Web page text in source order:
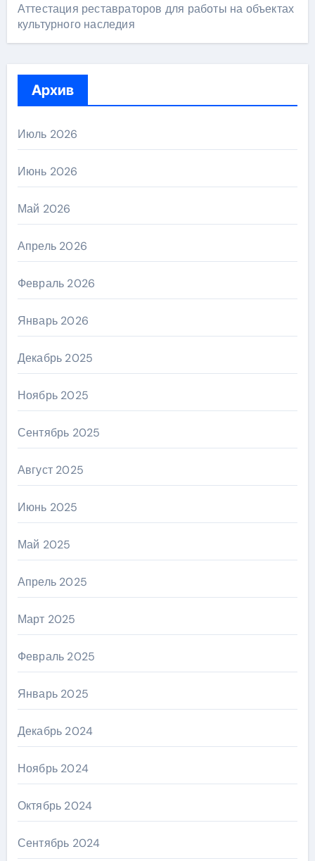
Аттестация реставраторов для работы на объектах
культурного наследия
Архив
Июль 2026
Июнь 2026
Май 2026
Апрель 2026
Февраль 2026
Январь 2026
Декабрь 2025
Ноябрь 2025
Сентябрь 2025
Август 2025
Июнь 2025
Май 2025
Апрель 2025
Март 2025
Февраль 2025
Январь 2025
Декабрь 2024
Ноябрь 2024
Октябрь 2024
Сентябрь 2024